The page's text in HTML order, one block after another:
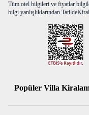
Tüm otel bilgileri ve fiyatlar
bilgi yanlışlıklarından
Popüler Villa
Antalya Kiralık Villa